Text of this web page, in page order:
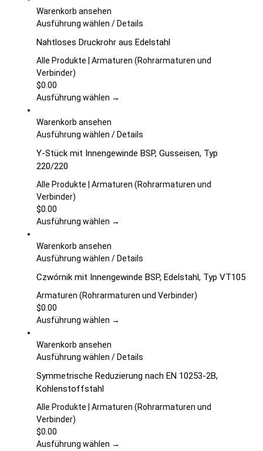
auf
Produktseite
gewählt
Warenkorb ansehen
Ausführung wählen Dieses
weist
mehrere
Die
auf
Produktseite
werden
/Details
Nahtloses Druckrohr aus Edelstahl
Alle Produkte | Armaturen (Rohrarmaturen und
Verbinder)
$0.00
Ausführung wählen →
Warenkorb ansehen
Ausführung wählen Dieses
weist
Varianten
Optionen
der
gewählt
werden
/Details
Y-Stück mit Innengewinde BSP, Gusseisen, Typ
220/220
Alle Produkte | Armaturen (Rohrarmaturen und
Verbinder)
$0.00
Ausführung wählen →
Warenkorb ansehen
Ausführung wählen Dieses
weist
mehrere
auf.
können
der
gewählt
/Details
Czwórnik mit Innengewinde BSP, Edelstahl, Typ VT105
Armaturen (Rohrarmaturen und Verbinder)
$0.00
Ausführung wählen →
Warenkorb ansehen
Ausführung wählen Dieses
weist
Varianten
Optionen
/Details
Symmetrische Reduzierung nach EN 10253-2B,
Kohlenstoffstahl
Alle Produkte | Armaturen (Rohrarmaturen und
Verbinder)
$0.00
Ausführung wählen →